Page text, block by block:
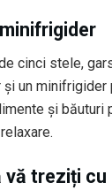
cinci stele,
și un minifrigider
și băuturi
vă treziți cu